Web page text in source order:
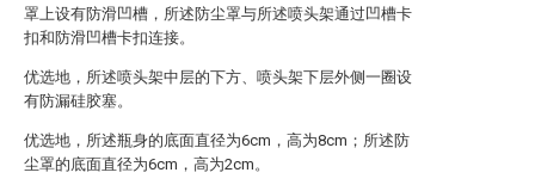
罩上设有防滑凹槽，所述防尘罩与所述喷头架通过凹槽卡
扣和防滑凹槽卡扣连接。
优选地，所述喷头架中层的下方、喷头架下层外侧一圈设
有防漏硅胶塞。
优选地，所述瓶身的底面直径为6cm，高为8cm；所述防
尘罩的底面直径为6cm，高为2cm。